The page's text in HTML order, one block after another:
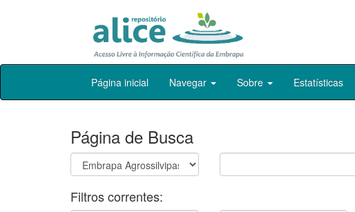
Skip
Página inicial Navegar Sobre Estatísticas
Página de Busca
Filtros correntes: